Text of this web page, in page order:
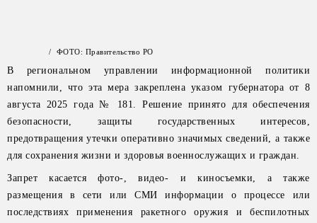
/ ФОТО: Правительство РО
В региональном управлении информационной политики
напомнили, что эта мера закреплена указом губернатора от 8
августа 2025 года № 181. Решение принято для обеспечения
безопасности, защиты государственных интересов,
предотвращения утечки оперативно значимых сведений, а также
для сохранения жизни и здоровья военнослужащих и граждан.
Запрет касается фото-, видео- и киносъемки, а также
размещения в сети или СМИ информации о процессе или
последствиях применения ракетного оружия и беспилотных